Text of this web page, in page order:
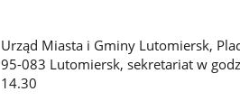
Urząd Miasta i Gminy Lutomiersk,
95-083 Lutomiersk, sekretariat w
14.30